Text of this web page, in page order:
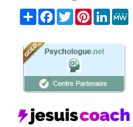
Share FacebookTwitterPinterest
LinkedIn